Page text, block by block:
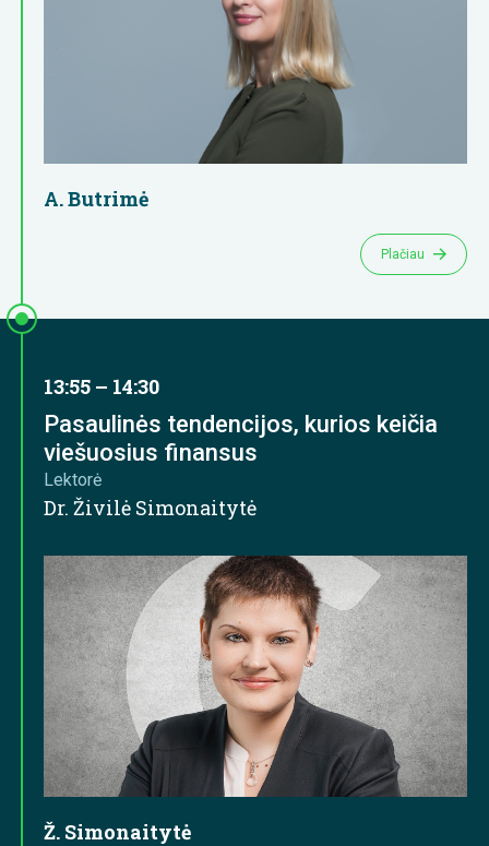
A. Butrimė
Plačiau
13:55 – 14:30
Pasaulinės tendencijos, kurios keičia
viešuosius finansus
Lektorė
Dr. Živilė Simonaitytė
Ž. Simonaitytė